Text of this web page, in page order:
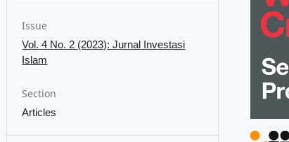
Issue
Vol. 4 No. 2 (2023): Jurnal Investasi
Islam
Section
Articles